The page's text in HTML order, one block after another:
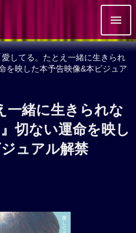
してる。たとえ一緒に生きられ
を映した本予告映像&本ビジュア
一緒に生きられな
切ない運命を映し
ュアル解禁